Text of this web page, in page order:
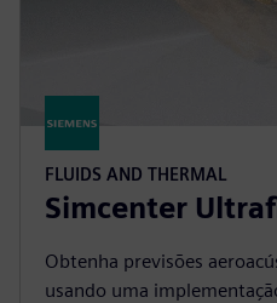
FLUIDS AND THERMAL
Simcenter
Obtenha previsões
usando uma